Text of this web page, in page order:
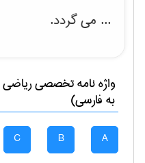
... می گردد.
واژه نامه تخصصیرياضی
به فارسی)
A
B
C